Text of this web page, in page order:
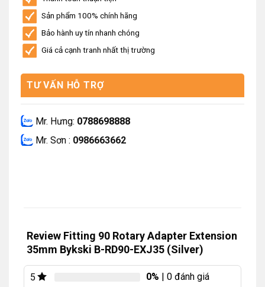
Sản phẩm 100% chính hãng
Bảo hành uy tín nhanh chóng
Giá cả cạnh tranh nhất thị trường
TƯ VẤN HỖ TRỢ
Mr. Hưng: 0788698888
Mr. Sơn : 0986663662
Review Fitting 90 Rotary Adapter Extension
35mm Bykski B-RD90-EXJ35 (Silver)
5 0% | 0 đánh giá